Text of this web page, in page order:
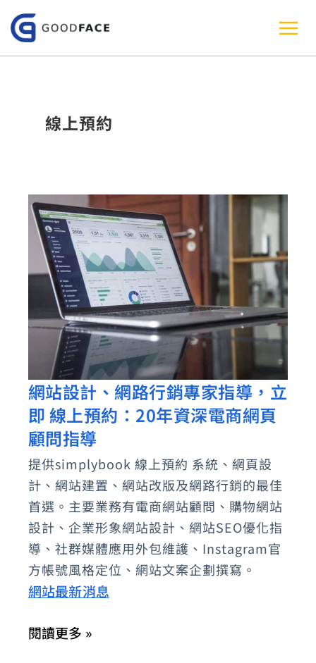
至
主
線上預約
網站設計、網路行銷專家指導，立
即 線上預約：20年資深電商網頁
顧問指導
提供simplybook 線上預約 系統、網頁設
計、網站建置、網站改版及網路行銷的最佳
首選。主要業務有電商網站顧問、購物網站
設計、企業形象網站設計、網站SEO優化指
導、社群媒體應用外包維護、Instagram官
方帳號風格定位、網站文案企劃撰寫。
網站最新消息
網
站
設
計、
網
路
行
銷
專
家
導，
閱讀更多 »